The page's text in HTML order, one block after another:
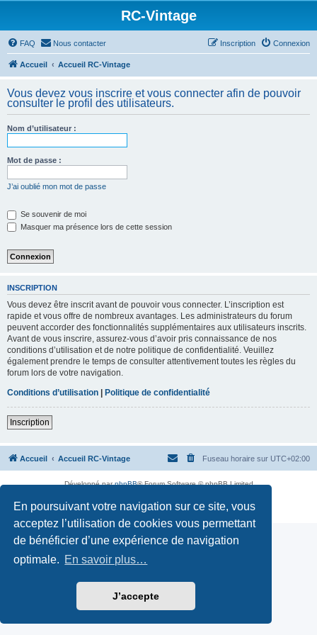
En poursuivant votre navigation sur ce site, vous
acceptez l’utilisation de cookies vous permettant
de bénéficier d’une expérience de navigation
optimale. En savoir plus…
J’accepte
RC-Vintage
FAQ Nous contacter Connexion
Inscription
Accueil Accueil RC-Vintage
Vous devez vous inscrire et vous connecter afin de pouvoir
consulter le profil des utilisateurs.
Nom d’utilisateur :
Mot de passe :
J’ai oublié mon mot de passe
Se souvenir de moi
Masquer ma présence lors de cette session
INSCRIPTION
Vous devez être inscrit avant de pouvoir vous connecter. L’inscription est
rapide et vous offre de nombreux avantages. Les administrateurs du forum
peuvent accorder des fonctionnalités supplémentaires aux utilisateurs inscrits.
Avant de vous inscrire, assurez-vous d’avoir pris connaissance de nos
conditions d’utilisation et de notre politique de confidentialité. Veuillez
également prendre le temps de consulter attentivement toutes les règles du
forum lors de votre navigation.
Conditions d’utilisation | Politique de confidentialité
Inscription
Accueil Accueil RC-Vintage Fuseau horaire sur UTC+02:00
Développé parphpBB® Forum Software © phpBB Limited
Confidentialité| Conditions